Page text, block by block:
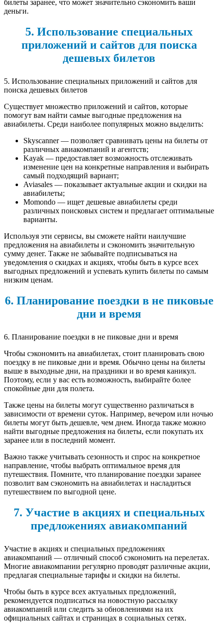
билеты заранее, что может значительно сэкономить ваши
деньги.
5. Использование специальных
приложений и сайтов для поиска
дешевых билетов
5. Использование специальных приложений и сайтов для
поиска дешевых билетов
Существует множество приложений и сайтов, которые
помогут вам найти самые выгодные предложения на
авиабилеты. Среди наиболее популярных можно выделить:
Skyscanner — позволяет сравнивать цены на билеты от
различных авиакомпаний и агентств;
Kayak — предоставляет возможность отслеживать
изменение цен на конкретные направления и выбирать
самый подходящий вариант;
Aviasales — показывает актуальные акции и скидки на
авиабилеты;
Momondo — ищет дешевые авиабилеты среди
различных поисковых систем и предлагает оптимальные
варианты.
Используя эти сервисы, вы сможете найти наилучшие
предложения на авиабилеты и сэкономить значительную
сумму денег. Также не забывайте подписываться на
уведомления о скидках и акциях, чтобы быть в курсе всех
выгодных предложений и успевать купить билеты по самым
низким ценам.
6. Планирование поездки в не пиковые
дни и время
6. Планирование поездки в не пиковые дни и время
Чтобы сэкономить на авиабилетах, стоит планировать свою
поездку в не пиковые дни и время. Обычно цены на билеты
выше в выходные дни, на праздники и во время каникул.
Поэтому, если у вас есть возможность, выбирайте более
спокойные дни для полета.
Также цены на билеты могут существенно различаться в
зависимости от времени суток. Например, вечером или ночью
билеты могут быть дешевле, чем днем. Иногда также можно
найти выгодные предложения на билеты, если покупать их
заранее или в последний момент.
Важно также учитывать сезонность и спрос на конкретное
направление, чтобы выбрать оптимальное время для
путешествия. Помните, что планирование поездки заранее
позволит вам сэкономить на авиабилетах и насладиться
путешествием по выгодной цене.
7. Участие в акциях и специальных
предложениях авиакомпаний
Участие в акциях и специальных предложениях
авиакомпаний — отличный способ сэкономить на перелетах.
Многие авиакомпании регулярно проводят различные акции,
предлагая специальные тарифы и скидки на билеты.
Чтобы быть в курсе всех актуальных предложений,
рекомендуется подписаться на новостную рассылку
авиакомпаний или следить за обновлениями на их
официальных сайтах и страницах в социальных сетях.